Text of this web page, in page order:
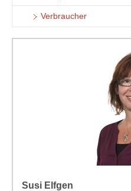
Verbraucher
Susi Elfgen